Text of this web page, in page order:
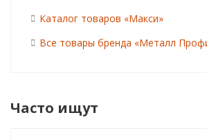
Каталог товаров «Макси»
Все товары бренда «Металл
Часто ищут